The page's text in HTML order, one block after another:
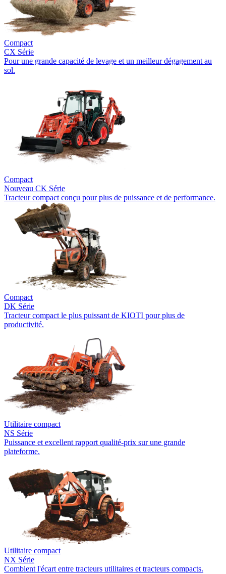
Compact
CX Série
Pour une grande capacité de levage et un meilleur dégagement au
sol.
Compact
Nouveau CK Série
Tracteur compact conçu pour plus de puissance et de performance.
Compact
DK Série
Tracteur compact le plus puissant de KIOTI pour plus de
productivité.
Utilitaire compact
NS Série
Puissance et excellent rapport qualité-prix sur une grande
plateforme.
Utilitaire compact
NX Série
Comblent l'écart entre tracteurs utilitaires et tracteurs compacts.